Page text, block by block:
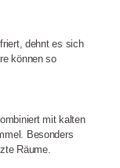
dehnt es sich
können so
mit kalten
Besonders
Räume.